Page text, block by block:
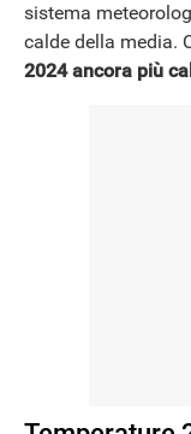
sistema
calde della media.
2024 ancora più